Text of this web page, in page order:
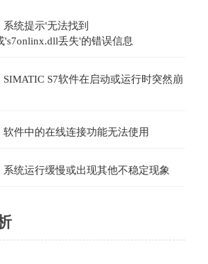
系统提示'无法找到
's7onlinx.dll丢失'的错误信息
SIMATIC S7软件在启动或运行时突然崩
软件中的在线连接功能无法使用
系统运行缓慢或出现其他不稳定现象